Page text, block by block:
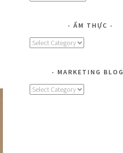
ẨM THỰC
Ẩm
MARKETING BLOG
MARKETING